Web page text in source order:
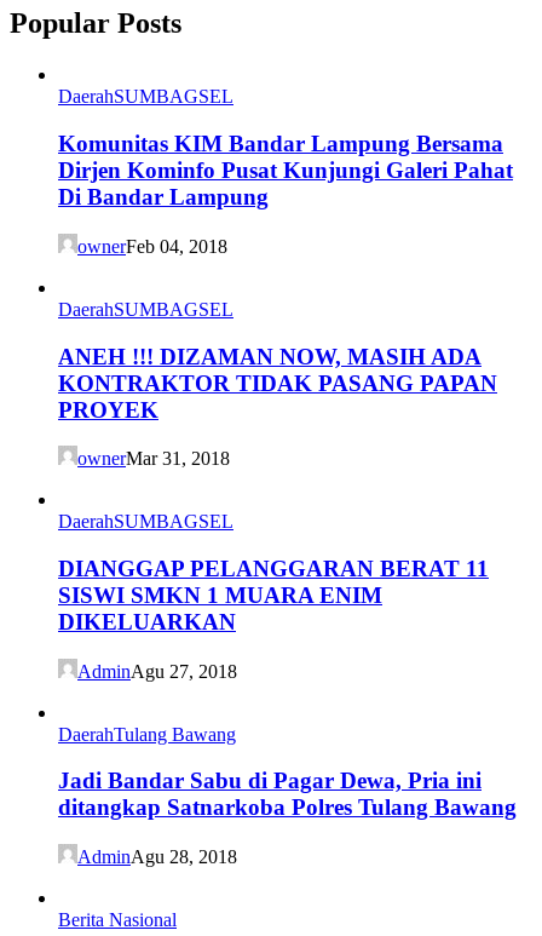
Popular Posts
DaerahSUMBAGSEL
Komunitas KIM Bandar Lampung Bersama
Dirjen Kominfo Pusat Kunjungi Galeri Pahat
Di Bandar Lampung
ownerFeb 04, 2018
DaerahSUMBAGSEL
ANEH !!! DIZAMAN NOW, MASIH ADA
KONTRAKTOR TIDAK PASANG PAPAN
PROYEK
ownerMar 31, 2018
DaerahSUMBAGSEL
DIANGGAP PELANGGARAN BERAT 11
SISWI SMKN 1 MUARA ENIM
DIKELUARKAN
AdminAgu 27, 2018
DaerahTulang Bawang
Jadi Bandar Sabu di Pagar Dewa, Pria ini
ditangkap Satnarkoba Polres Tulang Bawang
AdminAgu 28, 2018
Berita Nasional